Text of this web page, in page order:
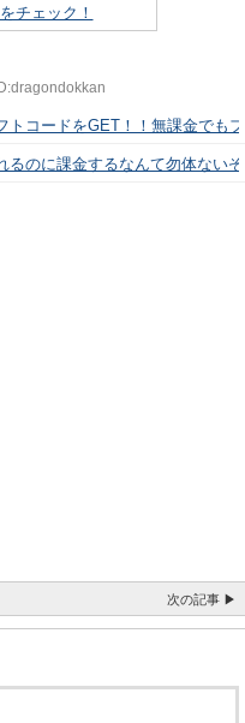
チェック！
トコードをGET！！無課金でも
るのに課金するなんて勿体ない
次の記事 ▶